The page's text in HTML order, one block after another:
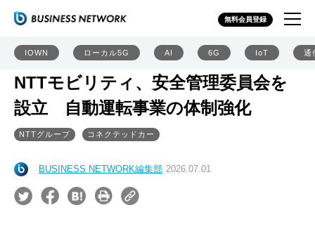
無料会員登録
IOWN ローカル5G AI 6G IoT 通
NTTモビリティ、安全管理委員会を
設立 自動運転事業の体制強化
NTTグループ コネクテッドカー
BUSINESS NETWORK編集部 2026.07.01